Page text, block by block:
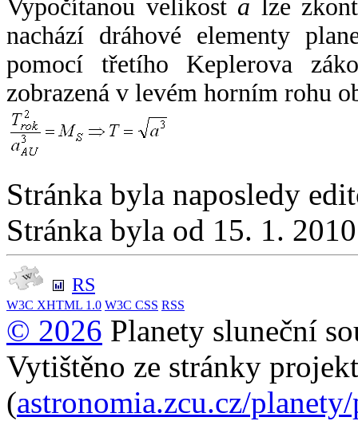
Vypočítanou velikost a lze
nachází dráhové elementy
pomocí třetího Keplerova
zobrazená v levém horním rohu
Stránka byla naposledy
Stránka byla od 15. 1.
RS
W3C XHTML 1.0 W3C CSS RSS
© 2026 Planety sluneční
Vytištěno ze stránky
(astronomia.zcu.cz/